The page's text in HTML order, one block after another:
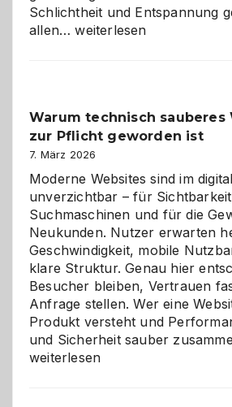
Schlichtheit und Entspannung
allen…Sudoku
den
Logikrätseln
weiterlesen
Warum technisch sauberes
zur Pflicht geworden ist
7. März 2026
Moderne Websites sind im
unverzichtbar – für
Suchmaschinen und für die
Neukunden. Nutzer erwarten
Geschwindigkeit, mobile
klare Struktur. Genau hier
Besucher bleiben, Vertrauen
Anfrage stellen. Wer eine
Produkt versteht und
und Sicherheit sauber
weiterlesen